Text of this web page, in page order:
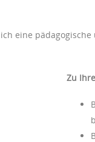
eine
Zu